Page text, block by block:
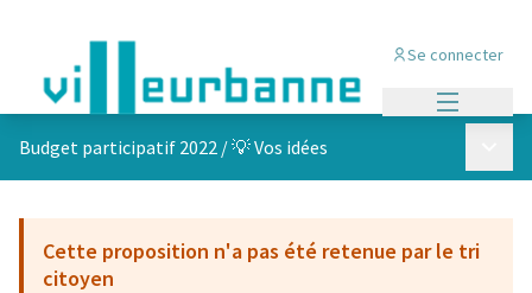
Se connecter
Budget participatif 2022 /💡 Vos idées
Cette proposition n'a pas été retenue par le tri
citoyen